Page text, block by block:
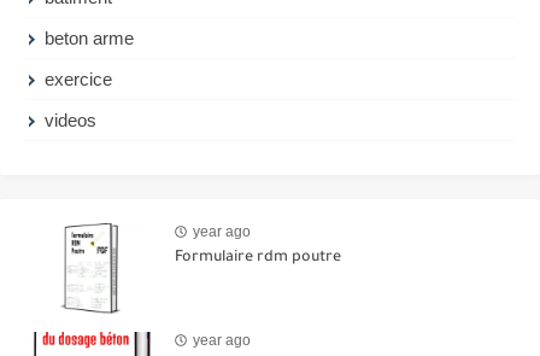
beton arme
exercice
videos
year ago
Formulaire rdm poutre
year ago